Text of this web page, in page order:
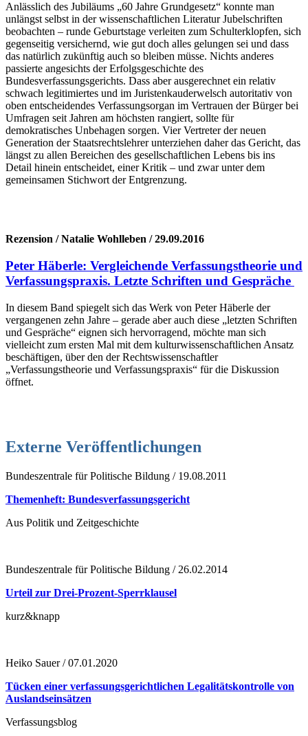
Anlässlich des Jubiläums „60 Jahre Grundgesetz“ konnte man
unlängst selbst in der wissenschaftlichen Literatur Jubelschriften
beobachten – runde Geburtstage verleiten zum Schulterklopfen, sich
gegenseitig versichernd, wie gut doch alles gelungen sei und dass
das natürlich zukünftig auch so bleiben müsse. Nichts anderes
passierte angesichts der Erfolgsgeschichte des
Bundesverfassungsgerichts. Dass aber ausgerechnet ein relativ
schwach legitimiertes und im Juristenkauderwelsch autoritativ von
oben entscheidendes Verfassungsorgan im Vertrauen der Bürger bei
Umfragen seit Jahren am höchsten rangiert, sollte für
demokratisches Unbehagen sorgen. Vier Vertreter der neuen
Generation der Staatsrechtslehrer unterziehen daher das Gericht, das
längst zu allen Bereichen des gesellschaftlichen Lebens bis ins
Detail hinein entscheidet, einer Kritik – und zwar unter dem
gemeinsamen Stichwort der Entgrenzung.
Rezension / Natalie Wohlleben / 29.09.2016
Peter Häberle: Vergleichende Verfassungstheorie und
Verfassungspraxis. Letzte Schriften und Gespräche
In diesem Band spiegelt sich das Werk von Peter Häberle der
vergangenen zehn Jahre – gerade aber auch diese „letzten Schriften
und Gespräche“ eignen sich hervorragend, möchte man sich
vielleicht zum ersten Mal mit dem kulturwissenschaftlichen Ansatz
beschäftigen, über den der Rechtswissenschaftler
„Verfassungstheorie und Verfassungspraxis“ für die Diskussion
öffnet.
Externe Veröffentlichungen
Bundeszentrale für Politische Bildung / 19.08.2011
Themenheft: Bundesverfassungsgericht
Aus Politik und Zeitgeschichte
Bundeszentrale für Politische Bildung / 26.02.2014
Urteil zur Drei-Prozent-Sperrklausel
kurz&knapp
Heiko Sauer / 07.01.2020
Tücken einer verfassungsgerichtlichen Legalitätskontrolle von
Auslandseinsätzen
Verfassungsblog